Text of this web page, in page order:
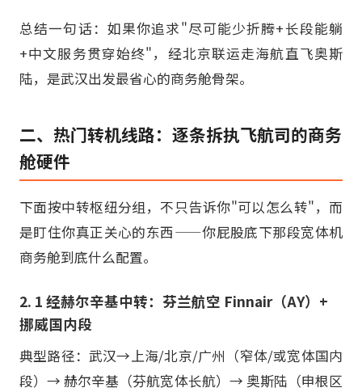
总结一句话：如果你追求"尽可能少折腾+长段能躺
+中文服务贯穿始终"，经北京联运走海航直飞奥斯
陆，是武汉出发最省心的商务舱骨架。
二、热门转机线路：逐条拆执飞航司的商务
舱硬件
下面按中转枢纽分组，不只告诉你"可以怎么转"，而
是盯住你真正关心的东西——你屁股底下那段宽体机
商务舱到底什么配置。
2. 1 经赫尔辛基中转：芬兰航空 Finnair（AY）+
挪威国内段
典型路径：武汉→上海/北京/广州（窄体/或宽体国内
段）→ 赫尔辛基（芬航宽体长航）→ 奥斯陆（申根区